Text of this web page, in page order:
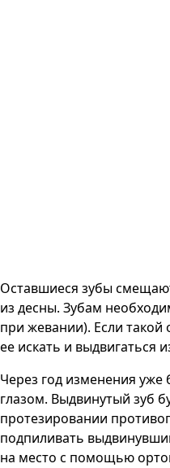
Оставшиеся зубы
из десны. Зубам
при жевании). Если
ее искать и выдвигаться
Через год изменения
глазом. Выдвинутый зуб
протезировании
подпиливать
на место с помощью